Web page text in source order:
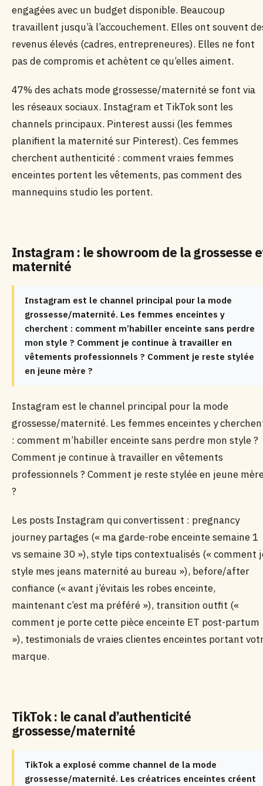
engagées avec un budget disponible. Beaucoup
travaillent jusqu’à l’accouchement. Elles ont souvent
revenus élevés (cadres, entrepreneures). Elles ne font
pas de compromis et achètent ce qu’elles aiment.
47% des achats mode grossesse/maternité se font via
les réseaux sociaux. Instagram et TikTok sont les
channels principaux. Pinterest aussi (les femmes
planifient la maternité sur Pinterest). Ces femmes
cherchent authenticité : comment vraies femmes
enceintes portent les vêtements, pas comment des
mannequins studio les portent.
Instagram : le showroom de la grossesse
maternité
Instagram est le channel principal pour la mode
grossesse/maternité. Les femmes enceintes y
cherchent : comment m’habiller enceinte sans perdre
mon style ? Comment je continue à travailler en
vêtements professionnels ? Comment je reste stylée
en jeune mère ?
Instagram est le channel principal pour la mode
grossesse/maternité. Les femmes enceintes y
: comment m’habiller enceinte sans perdre mon style ?
Comment je continue à travailler en vêtements
professionnels ? Comment je reste stylée en jeune
?
Les posts Instagram qui convertissent : pregnancy
journey partages (« ma garde-robe enceinte semaine 1
vs semaine 30 »), style tips contextualisés (« comment
style mes jeans maternité au bureau »), before/after
confiance (« avant j’évitais les robes enceinte,
maintenant c’est ma préféré »), transition outfit («
comment je porte cette pièce enceinte ET post-partum
»), testimonials de vraies clientes enceintes portant
marque.
TikTok : le canal d’authenticité
grossesse/maternité
TikTok a explosé comme channel de la mode
grossesse/maternité. Les créatrices enceintes créent